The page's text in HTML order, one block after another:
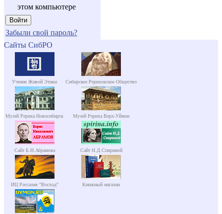
этом компьютере
Забыли свой пароль?
Сайты СибРО
Учение Живой Этики Сибирское Рериховское Общество
Музей Рериха Новосибирск Музей Рериха Верх-Уймон
Сайт Б.Н.Абрамова Сайт Н.Д.Спириной
ИЦ Россазия "Восход" Книжный магазин